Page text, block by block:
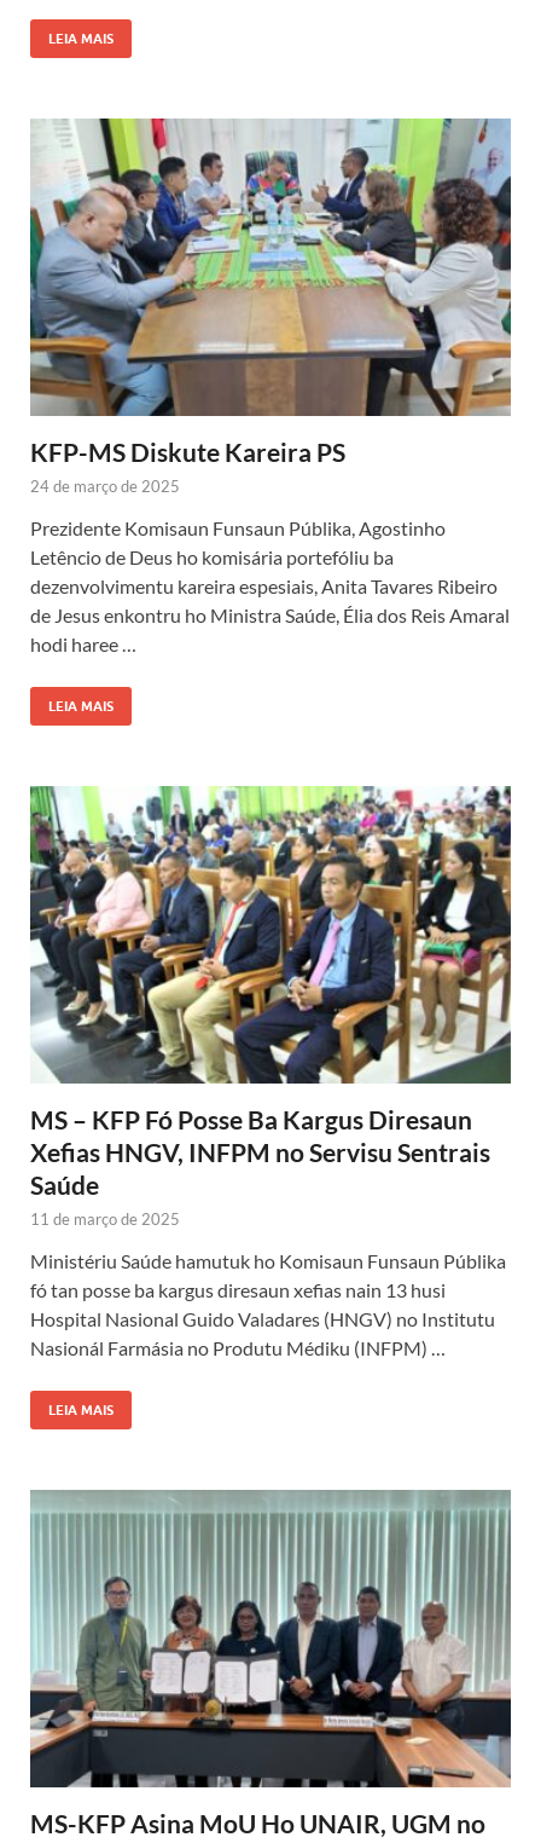
LEIA MAIS
KFP-MS Diskute Kareira PS
24 de março de 2025
Prezidente Komisaun Funsaun Públika, Agostinho
Letêncio de Deus ho komisária portefóliu ba
dezenvolvimentu kareira espesiais, Anita Tavares Ribeiro
de Jesus enkontru ho Ministra Saúde, Élia dos Reis Amaral
hodi haree …
LEIA MAIS
MS – KFP Fó Posse Ba Kargus Diresaun
Xefias HNGV, INFPM no Servisu Sentrais
Saúde
11 de março de 2025
Ministériu Saúde hamutuk ho Komisaun Funsaun Públika
fó tan posse ba kargus diresaun xefias nain 13 husi
Hospital Nasional Guido Valadares (HNGV) no Institutu
Nasionál Farmásia no Produtu Médiku (INFPM) …
LEIA MAIS
MS-KFP Asina MoU Ho UNAIR, UGM no